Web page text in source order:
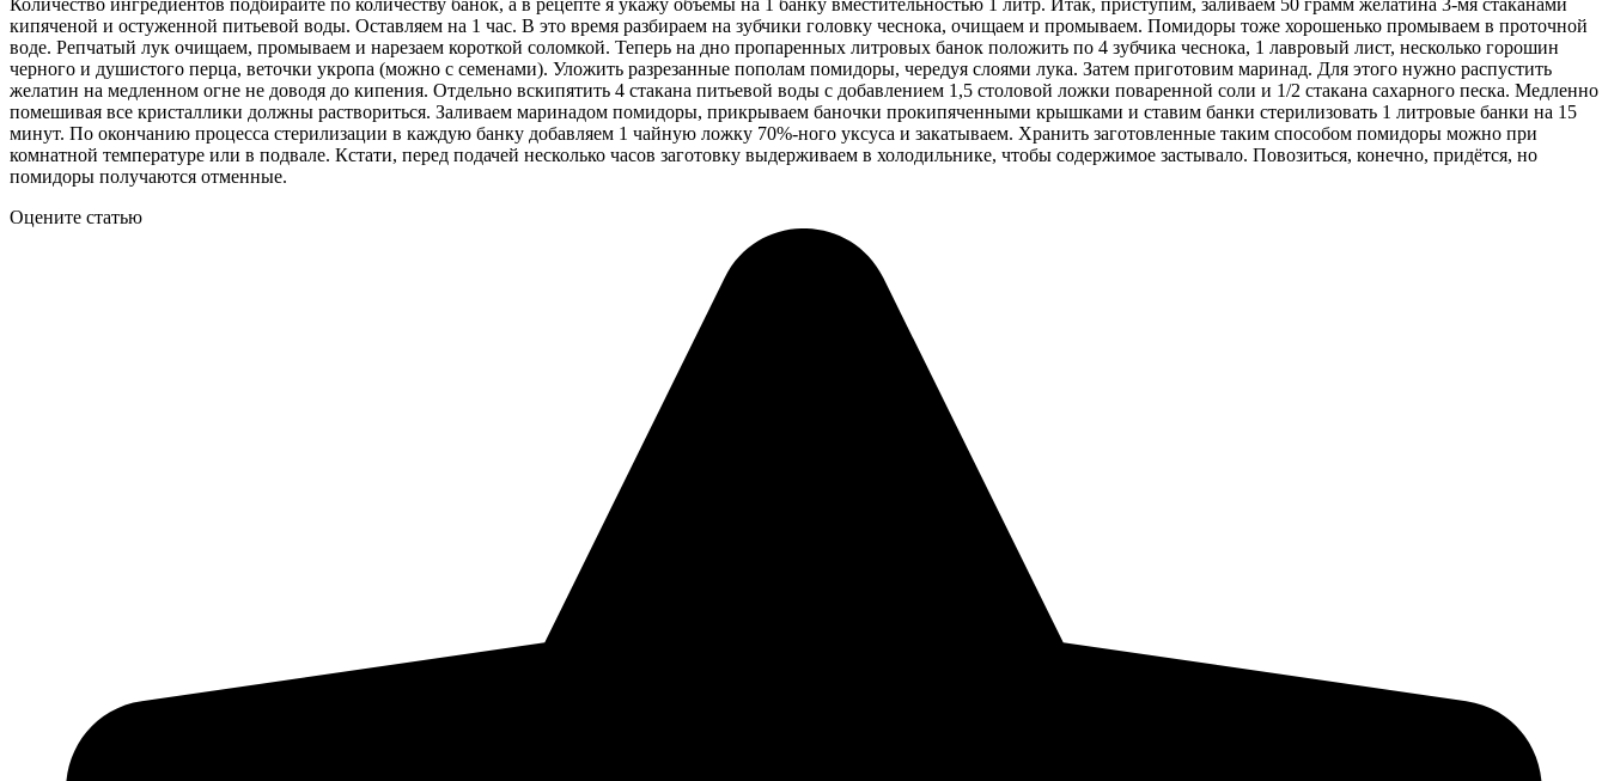
кипяченой и остуженной питьевой воды. Оставляем на 1 час. В это время разбираем на зубчики головку чеснока, очищаем и промываем. Помидоры тоже хорошенько промываем в проточной
воде. Репчатый лук очищаем, промываем и нарезаем короткой соломкой. Теперь на дно пропаренных литровых банок положить по 4 зубчика чеснока, 1 лавровый лист, несколько горошин
черного и душистого перца, веточки укропа (можно с семенами). Уложить разрезанные пополам помидоры, чередуя слоями лука. Затем приготовим маринад. Для этого нужно распустить
желатин на медленном огне не доводя до кипения. Отдельно вскипятить 4 стакана питьевой воды с добавлением 1,5 столовой ложки поваренной соли и 1/2 стакана сахарного песка. Медленно
помешивая все кристаллики должны раствориться. Заливаем маринадом помидоры, прикрываем баночки прокипяченными крышками и ставим банки стерилизовать 1 литровые банки на 15
минут. По окончанию процесса стерилизации в каждую банку добавляем 1 чайную ложку 70%-ного уксуса и закатываем. Хранить заготовленные таким способом помидоры можно при
комнатной температуре или в подвале. Кстати, перед подачей несколько часов заготовку выдерживаем в холодильнике, чтобы содержимое застывало. Повозиться, конечно, придётся, но
помидоры получаются отменные.
Оцените статью